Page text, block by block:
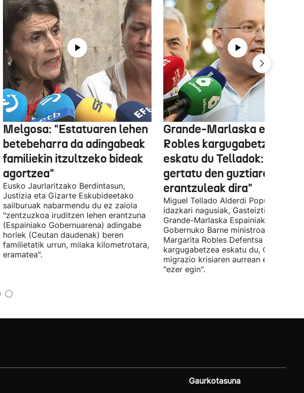
Melgosa: "Estatuaren lehen
betebeharra da adingabeak
familiekin itzultzeko bideak
agortzea"
Eusko Jaurlaritzako Berdintasun,
Justizia eta Gizarte Eskubideetako
sailburuak nabarmendu du ez zaiola
"zentzuzkoa iruditzen lehen erantzuna
(Espainiako Gobernuarena) adingabe
horiek (Ceutan daudenak) beren
familietatik urrun, milaka kilometrotara,
eramatea".
Grande-Marlaska eta
Robles kargugabetzea
eskatu du Telladok:
gertatu den guztiaren
erantzuleak dira"
Miguel Tellado Alderdi Popularraren
idazkari nagusiak, Gasteiztik,
Grande-Marlaska Espainiako
Gobernuko Barne ministroa eta
Margarita Robles Defentsa ministroa
kargugabetzea eskatu du, Ceutako
migrazio krisiaren aurrean ez
"ezer egin".
Gaurkotasuna